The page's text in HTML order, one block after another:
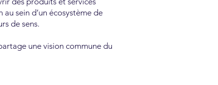
sein d’un écosystème de
de sens.
une vision commune du